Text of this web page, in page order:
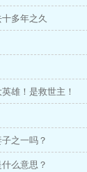
多年之久
雄！是救世主！
之一吗？
么意思？